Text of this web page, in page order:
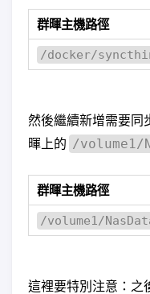
群暉主機路徑
/docker/
然後繼續新增需要同
暉上的 /volume1/
群暉主機路徑
/volume1/
這裡要特別注意：之